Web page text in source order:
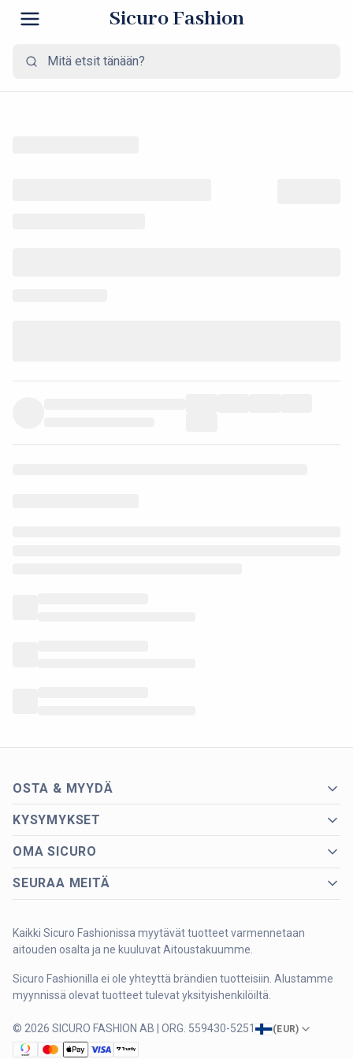
Sicuro Fashion
OSTA & MYYDÄ
KYSYMYKSET
OMA SICURO
SEURAA MEITÄ
Kaikki Sicuro Fashionissa myytävät tuotteet varmennetaan
aitouden osalta ja ne kuuluvat Aitoustakuumme.
Sicuro Fashionilla ei ole yhteyttä brändien tuotteisiin. Alustamme
myynnissä olevat tuotteet tulevat yksityishenkilöiltä.
© 2026 SICURO FASHION AB | ORG. 559430-5251 (EUR)